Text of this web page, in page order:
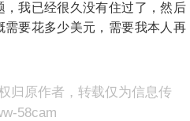
我已经很久没有住过了，然后
要花多少美元，需要我本人再
归原作者，转载仅为信息传
58cam